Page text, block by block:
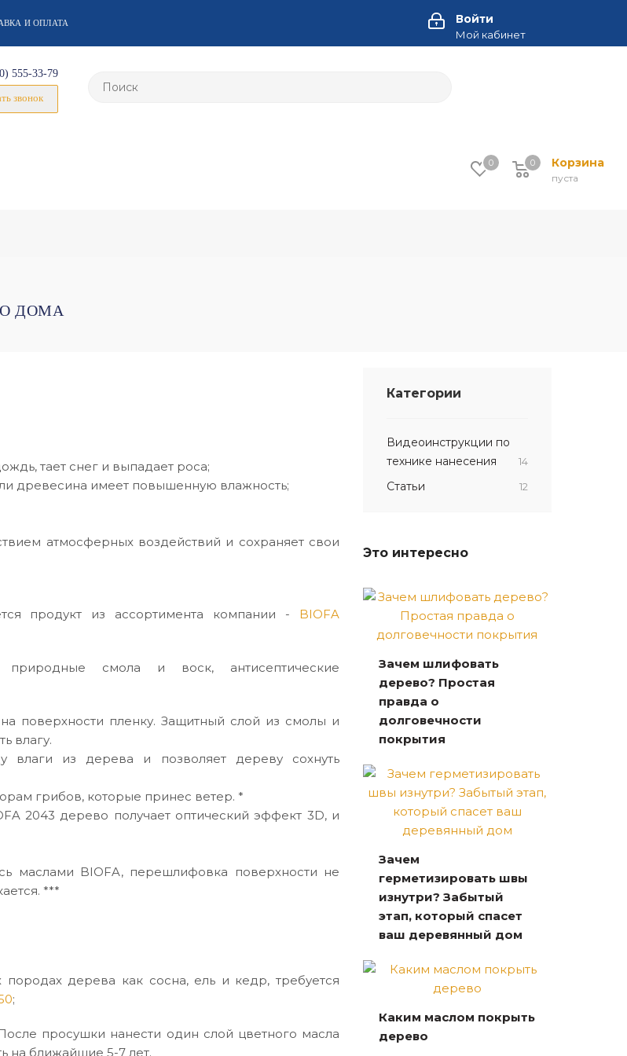
И ОПЛАТА Войти
Мой кабинет
555-33-79
звонок
0 Корзина
пуста
0
ДОМА
тает снег и выпадает роса;
древесина имеет повышенную влажность;
атмосферных воздействий и сохраняет свои
продукт из ассортимента компании - BIOFA
смола и воск, антисептические
поверхности пленку. Защитный слой из смолы и
влагу.
влаги из дерева и позволяет дереву сохнуть
грибов, которые принес ветер. *
2043 дерево получает оптический эффект 3D, и
маслами BIOFA, перешлифовка поверхности не
***
дерева как сосна, ель и кедр, требуется
;
просушки нанести один слой цветного масла
на ближайшие 5-7 лет.
Категории
Видеоинструкции по
технике нанесения
14
Статьи 12
Это интересно
Зачем шлифовать
дерево? Простая
правда о
долговечности
покрытия
Зачем
герметизировать швы
изнутри? Забытый
этап, который спасет
ваш деревянный дом
Каким маслом покрыть
дерево